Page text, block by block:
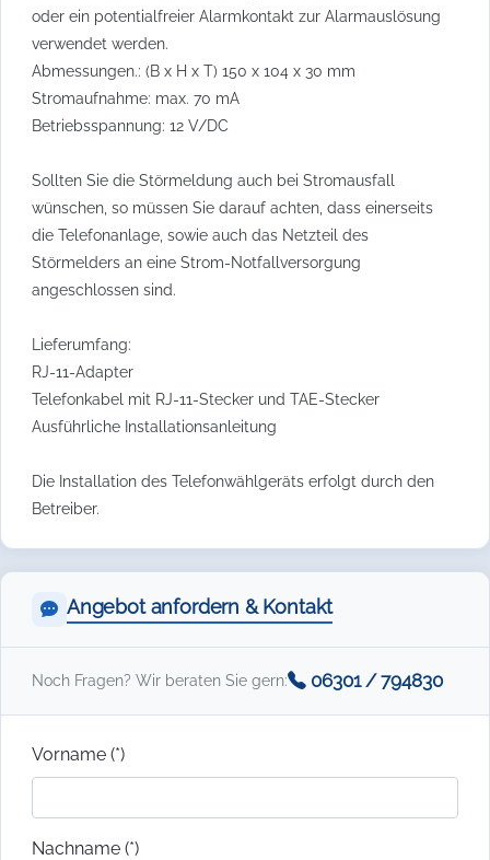
oder ein potentialfreier Alarmkontakt zur Alarmauslösung
verwendet werden.
Abmessungen.: (B x H x T) 150 x 104 x 30 mm
Stromaufnahme: max. 70 mA
Betriebsspannung: 12 V/DC
Sollten Sie die Störmeldung auch bei Stromausfall
wünschen, so müssen Sie darauf achten, dass einerseits
die Telefonanlage, sowie auch das Netzteil des
Störmelders an eine Strom-Notfallversorgung
angeschlossen sind.
Lieferumfang:
RJ-11-Adapter
Telefonkabel mit RJ-11-Stecker und TAE-Stecker
Ausführliche Installationsanleitung
Die Installation des Telefonwählgeräts erfolgt durch den
Betreiber.
Angebot anfordern & Kontakt
Noch Fragen? Wir beraten Sie gern: 06301 / 794830
Vorname (*)
Nachname (*)